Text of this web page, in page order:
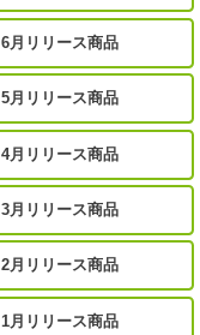
6月リリース商品
5月リリース商品
4月リリース商品
3月リリース商品
2月リリース商品
1月リリース商品